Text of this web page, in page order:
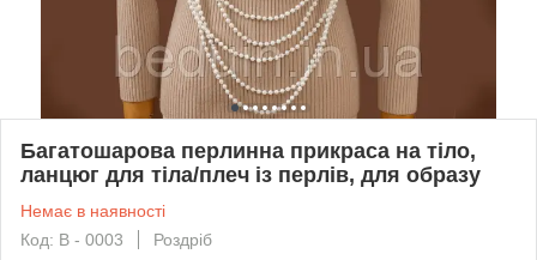
Багатошарова перлинна прикраса на тіло,
ланцюг для тіла/плеч із перлів, для образу
Немає в наявності
Код: B - 0003
Роздріб